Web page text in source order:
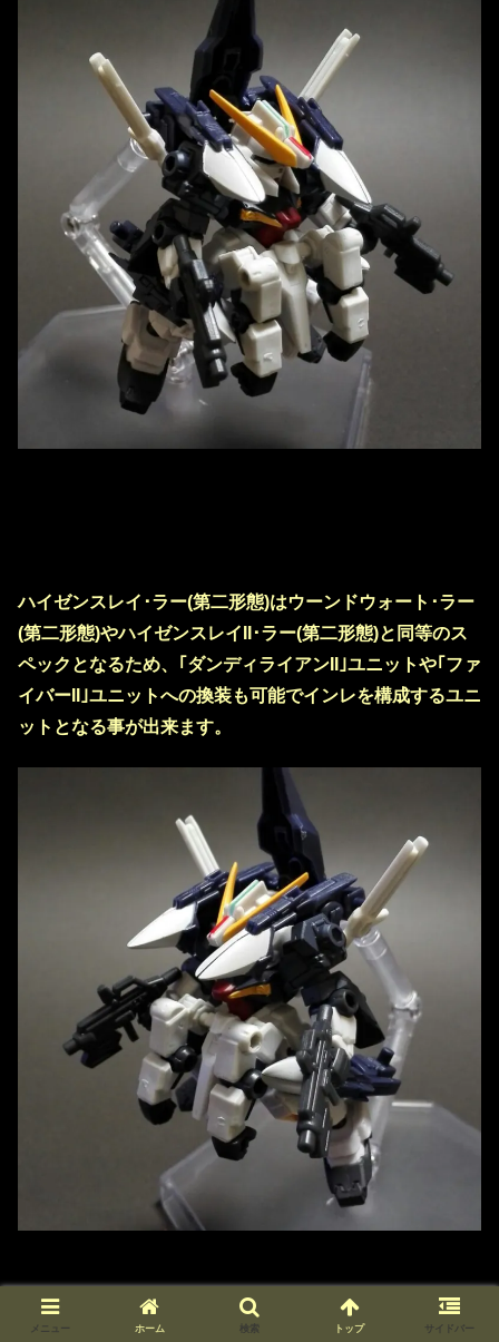
ハイゼンスレイ･ラー(第二形態)はウーンドウォート･ラー
(第二形態)やハイゼンスレイII･ラー(第二形態)と同等のス
ペックとなるため、｢ダンディライアンII｣ユニットや｢ファ
イバーII｣ユニットへの換装も可能でインレを構成するユニ
ットとなる事が出来ます。
メニュー ホーム 検索 トップ サイドバー